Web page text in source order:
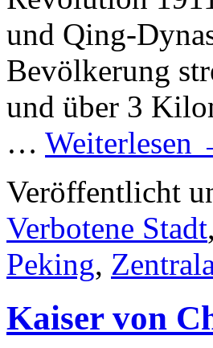
und Qing-
Bevölkerung
und über 3
… Weiterlesen
Veröffentlicht
Verbotene Stadt,
Peking,
Kaiser von